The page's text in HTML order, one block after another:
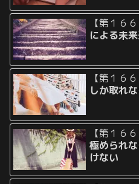
【第１６
による未
【第１６
しか取れ
【第１６
極められ
けない